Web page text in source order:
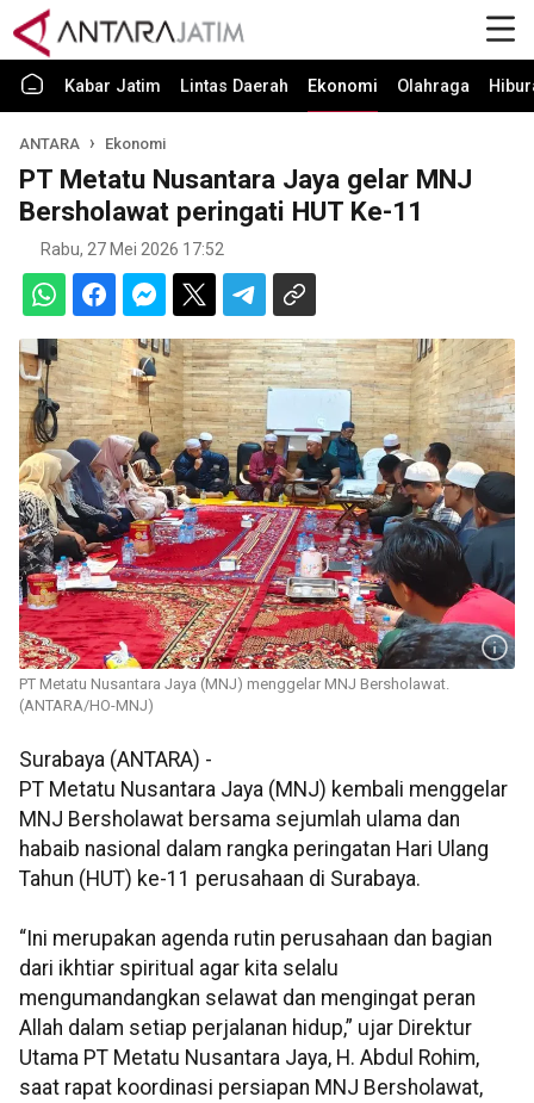
Kabar Jatim Lintas Daerah Ekonomi Olahraga
ANTARA Ekonomi
PT Metatu Nusantara Jaya gelar MNJ
Bersholawat peringati HUT Ke-11
Rabu, 27 Mei 2026 17:52
PT Metatu Nusantara Jaya (MNJ) menggelar MNJ Bersholawat.
(ANTARA/HO-MNJ)
Surabaya (ANTARA) -
PT Metatu Nusantara Jaya (MNJ) kembali menggelar
MNJ Bersholawat bersama sejumlah ulama dan
habaib nasional dalam rangka peringatan Hari Ulang
Tahun (HUT) ke-11 perusahaan di Surabaya.
“Ini merupakan agenda rutin perusahaan dan bagian
dari ikhtiar spiritual agar kita selalu
mengumandangkan selawat dan mengingat peran
Allah dalam setiap perjalanan hidup,” ujar Direktur
Utama PT Metatu Nusantara Jaya, H. Abdul Rohim,
saat rapat koordinasi persiapan MNJ Bersholawat,